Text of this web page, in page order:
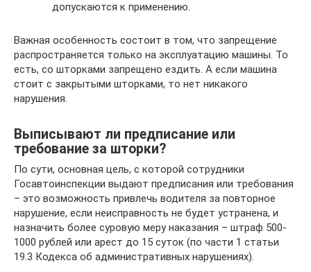
допускаются к применению.
Важная особенность состоит в том, что запрещение
распространяется только на эксплуатацию машины. То
есть, со шторками запрещено ездить. А если машина
стоит с закрытыми шторками, то нет никакого
нарушения.
Выписывают ли предписание или
требование за шторки?
По сути, основная цель, с которой сотрудники
Госавтоинспекции выдают предписания или требования
– это возможность привлечь водителя за повторное
нарушение, если неисправность не будет устранена, и
назначить более суровую меру наказания – штраф 500-
1000 рублей или арест до 15 суток (по части 1 статьи
19.3 Кодекса об административных нарушениях).